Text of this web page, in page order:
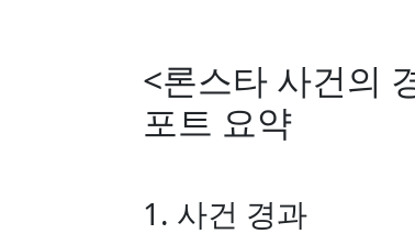
<론스타 사건의
포트 요약
1. 사건 경과